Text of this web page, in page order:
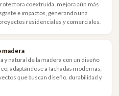
coextruida, mejora aún más
e impactos, generando una
residenciales y comerciales.
madera
y natural de la madera con un diseño
adaptándose a fachadas modernas,
que buscan diseño, durabilidad y